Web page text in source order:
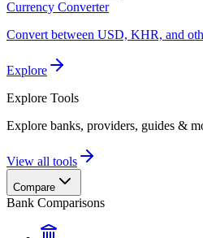
Currency Converter
Convert between USD, KHR, and
Explore
Explore Tools
Explore banks, providers, guides &
View all tools
Compare
Bank Comparisons